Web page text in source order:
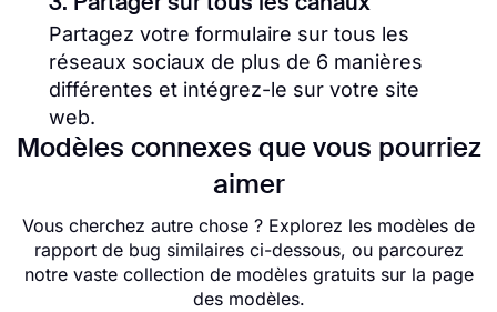
3. Partager sur tous les canaux
Partagez votre formulaire sur tous les
réseaux sociaux de plus de 6 manières
différentes et intégrez-le sur votre site
web.
Modèles connexes que vous pourriez
aimer
Vous cherchez autre chose ? Explorez les modèles de
rapport de bug similaires ci-dessous, ou parcourez
notre vaste collection de modèles gratuits sur la page
des modèles.